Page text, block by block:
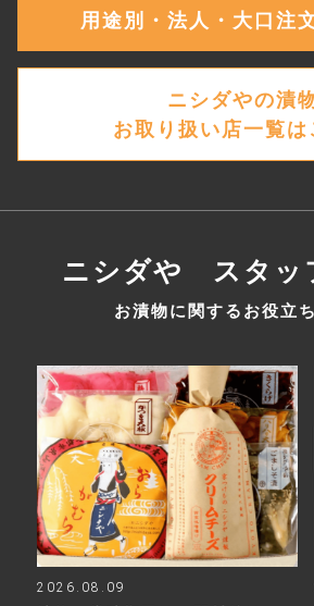
用途別・法人・大口注
ニシダやの漬
お取り扱い店一覧は
ニシダや スタッ
お漬物に関するお役立
2026.08.09